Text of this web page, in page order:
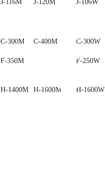
J-116M J-120M J-130M
J-106W
C-300M C-400M C-500M
C-300W
F-350M F-250W
H-1400M H-1600M H-1600W